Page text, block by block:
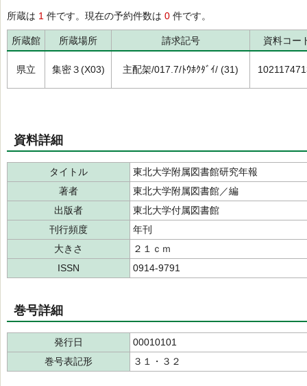
所蔵は 1 件です。現在の予約件数は 0 件です。
所蔵館 所蔵場所 請求記号 資料コー
県立 集密３(X03) 主配架/017.7/ﾄｳﾎｸﾀﾞｲ/ (31)
資料詳細
タイトル
東北大学附属図書館研究年報
著者
東北大学附属図書館／編
出版者
東北大学付属図書館
刊行頻度
年刊
大きさ
２１ｃｍ
ISSN
0914-9791
巻号詳細
発行日
00010101
巻号表記形
３１・３２